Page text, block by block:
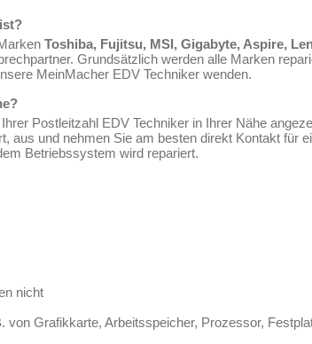
Toshiba, Fujitsu, MSI, Gigabyte, Aspire,
Grundsätzlich werden alle Marken
MeinMacher EDV Techniker wenden.
Postleitzahl EDV Techniker in Ihrer Nähe
aus und nehmen Sie am besten direkt Kontakt für
Betriebssystem wird repariert.
nicht
von Grafikkarte, Arbeitsspeicher, Prozessor,